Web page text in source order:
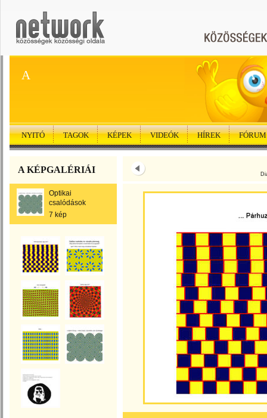
A
NYITÓ TAGOK KÉPEK VIDEÓK HÍREK FÓRUM
A KÉPGALÉRIÁI
Optikai
csalódások
7 kép